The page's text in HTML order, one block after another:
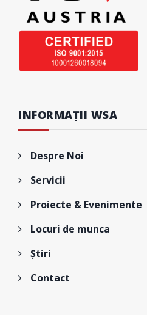
INFORMAȚII WSA
Despre Noi
Servicii
Proiecte & Evenimente
Locuri de munca
Știri
Contact